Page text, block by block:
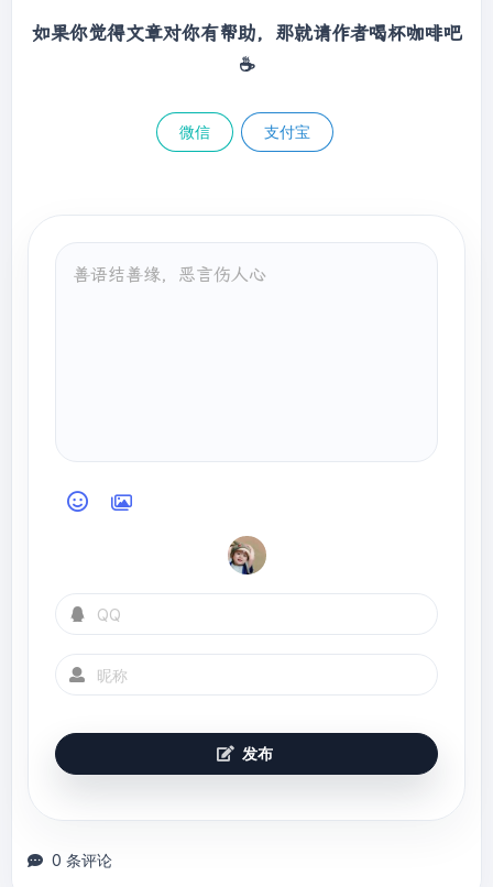
如果你觉得文章对你有帮助，那就请作者喝杯咖啡吧
☕
微信 支付宝
发布
0 条评论